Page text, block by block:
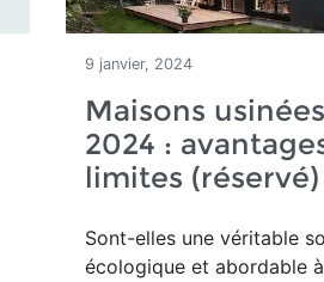
9 janvier, 2024
Maisons
2024 :
limites (réservé)
Sont-elles une véritable
écologique et abordable